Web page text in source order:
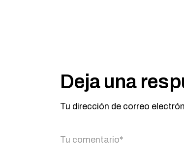
Deja una
Tu dirección de correo